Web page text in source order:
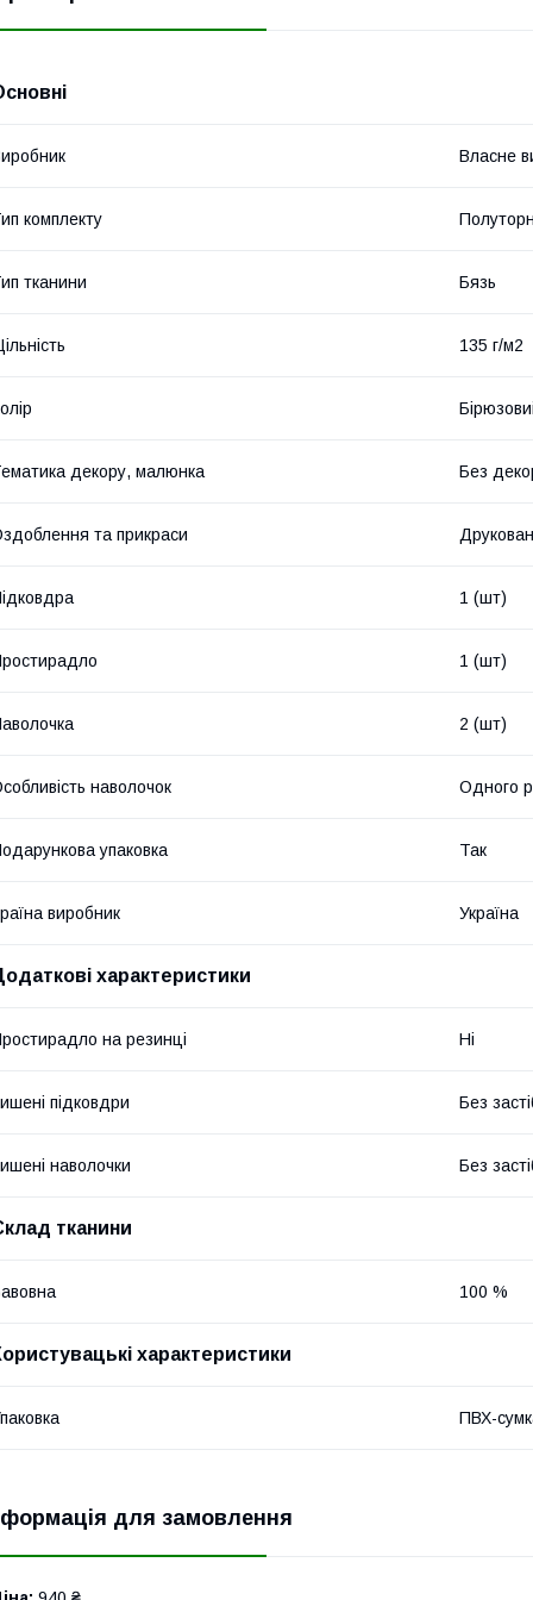
Власне
комплекту
тканини Бязь
135 г/м2
декору, малюнка Без
та прикраси
1 (шт)
1 (шт)
2 (шт)
наволочок Одного
упаковка Так
виробник Україна
характеристики
на резинці Ні
підковдри Без
наволочки Без
тканини
100 %
характеристики
ПВХ-
для замовлення